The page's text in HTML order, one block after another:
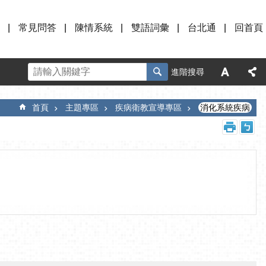
常見問答 陳情系統 雙語詞彙 台北通 回首頁
進階搜尋
首頁 主題專區 疾病衛教宣導專區 消化系統疾病